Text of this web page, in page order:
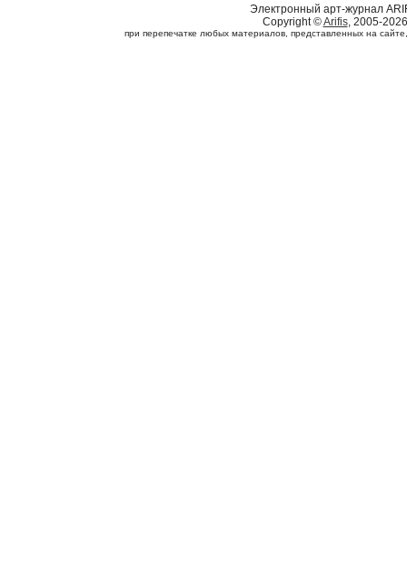
Электронный арт-журнал
Copyright ©Arifis, 2005-2026
при перепечатке любых материалов, представленных на